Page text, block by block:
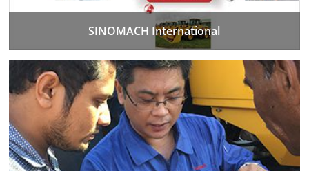
SINOMACH International